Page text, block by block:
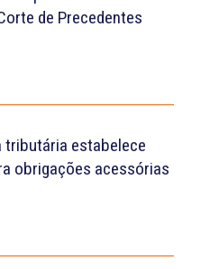
de Precedentes
tributária estabelece
obrigações acessórias